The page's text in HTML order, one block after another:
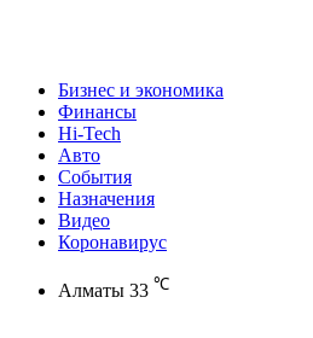
Бизнес и экономика
Финансы
Hi-Tech
Авто
События
Назначения
Видео
Коронавирус
Алматы 33 ℃